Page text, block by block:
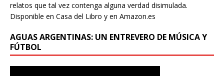
relatos que tal vez contenga alguna verdad disimulada.
Disponible en Casa del Libro y en Amazon.es
AGUAS ARGENTINAS: UN ENTREVERO DE MÚSICA Y
FÚTBOL